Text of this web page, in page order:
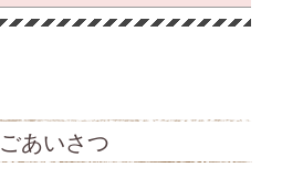
ごあいさつ